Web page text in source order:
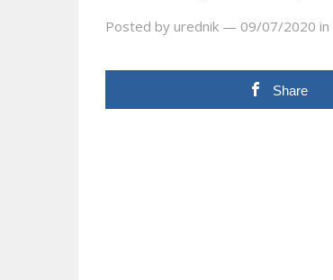
Posted by urednik — 09/07/2020 in
Share